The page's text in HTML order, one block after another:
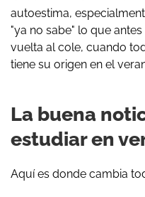
autoestima,
"ya no sabe" lo que
vuelta al cole, cuando
tiene su origen en el
La buena
estudiar en
Aquí es donde cambia